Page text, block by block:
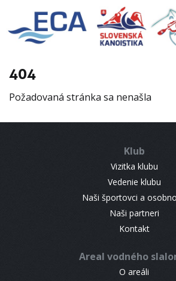
404
Požadovaná stránka sa nenašla
Klub
Vizitka klubu
Vedenie klubu
Naši športovci a
Naši partneri
Kontakt
Areal vodného
O areáli
EURO 19
INFO
RESULTS
CONTACT